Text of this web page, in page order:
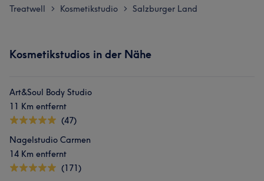
Treatwell > Kosmetikstudio > Salzburger Land
Kosmetikstudios in der Nähe
Art&Soul Body Studio
11 Km entfernt
(47)
Nagelstudio Carmen
14 Km entfernt
(171)